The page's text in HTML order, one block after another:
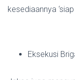
kesediaannya
Eksekusi